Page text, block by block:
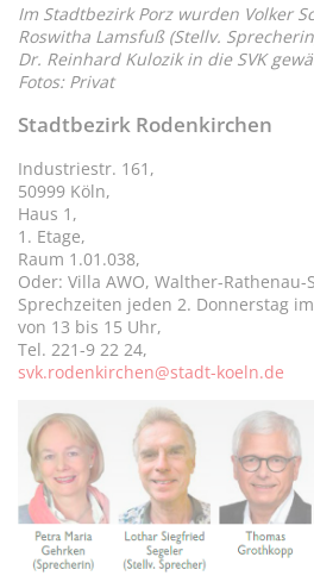
Im Stadtbezirk Porz wurden Volker
Roswitha Lamsfuß (Stellv.
Dr. Reinhard Kulozik in die SVK
Fotos: Privat
Stadtbezirk Rodenkirchen
Industriestr. 161,
50999 Köln,
Haus 1,
1. Etage,
Raum 1.01.038,
Oder: Villa AWO, Walther-Rathenau-
Sprechzeiten jeden 2. Donnerstag
von 13 bis 15 Uhr,
Tel. 221-9 22 24,
svk.rodenkirchen@stadt-koeln.de